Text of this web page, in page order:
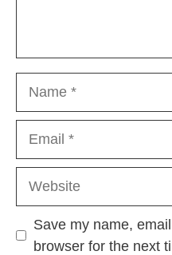
Save my name,
browser for the next